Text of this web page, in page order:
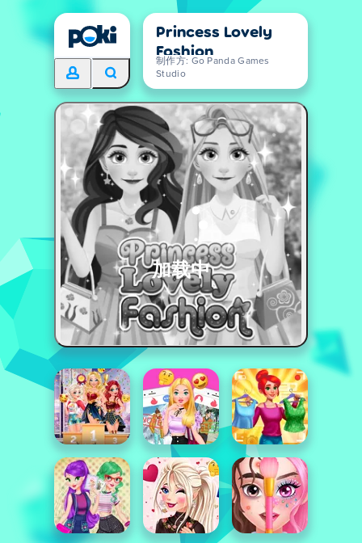
Princess Lovely
Fashion
制作方: Go Panda Games
Studio
加载中